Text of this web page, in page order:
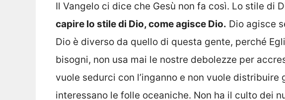
Il Vangelo ci dice che Gesù non fa così. Lo stile di
capire lo stile di Dio, come agisce Dio. Dio agisce
Dio è diverso da quello di questa gente, perché
bisogni, non usa mai le nostre debolezze per
vuole sedurci con l’inganno e non vuole distribuire
interessano le folle oceaniche. Non ha il culto dei